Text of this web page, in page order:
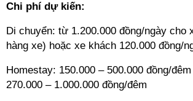
Chi phí dự kiến:
Di chuyển: từ 1.200.000 đồng/ngày cho
hàng xe) hoặc xe khách 120.000 đồng/
Homestay: 150.000 – 500.000 đồng/
270.000 – 1.000.000 đồng/đêm